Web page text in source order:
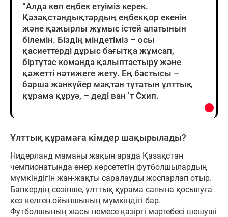
“Алда көп еңбек етуіміз керек.
Қазақстандықтардың еңбекқор екенін
және қажырлы жұмыс істей алатынын
білемін. Біздің міндетіміз – осы
қасиеттерді дұрыс бағытқа жұмсап,
біртұтас команда қалыптастыру және
қажетті нәтижеге жету. Ең бастысы –
барша жанкүйер мақтан тұтатын ұлттық
құрама құруә, – деді ван ’т Схип.
Ұлттық құрамаға кімдер шақырылады?
Нидерланд маманы жақын арада Қазақстан
чемпионатында өнер көрсететін футболшылардың
мүмкіндігін жан-жақты саралауды жоспарлап отыр.
Бапкердің сөзінше, ұлттық құрама сапына қосылуға
кез келген ойыншының мүмкіндігі бар.
Футболшының жасы немесе қазіргі мәртебесі шешуші